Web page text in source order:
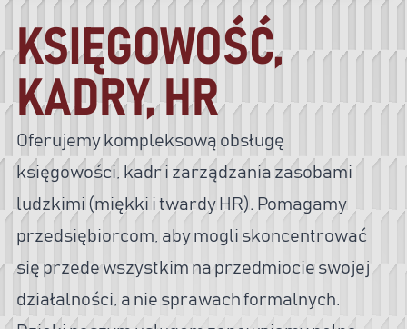
KSIĘGOWOŚĆ,
KADRY, HR
Oferujemy kompleksową obsługę
księgowości, kadr i zarządzania zasobami
ludzkimi (miękki i twardy HR). Pomagamy
przedsiębiorcom, aby mogli skoncentrować
się przede wszystkim na przedmiocie swojej
działalności, a nie sprawach formalnych.